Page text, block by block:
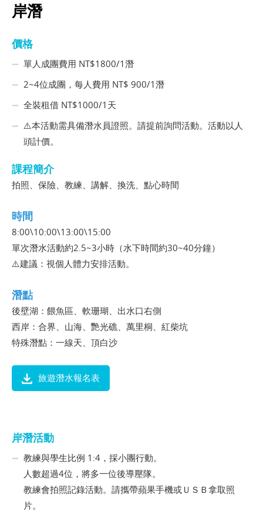
岸潛
價格
單人成團費用 NT$1800/1潛
2~4位成團，每人費用 NT$ 900/1潛
全裝租借 NT$1000/1天
⚠️本活動需具備潛水員證照。請提前詢問活動。活動以人
頭計價。
課程簡介
拍照、保險、教練、講解、換洗、點心時間
時間
8:00\10:00\13:00\15:00
單次潛水活動約2.5~3小時（水下時間約30~40分鐘）
⚠️建議：視個人體力安排活動。
潛點
後壁湖：餵魚區、軟珊瑚、出水口右側
西岸：合界、山海、艷光礁、萬里桐、紅柴坑
特殊潛點：一線天、頂白沙
旅遊潛水報名表
岸潛活動
教練與學生比例 1:4，採小團行動。
人數超過4位，將多一位後導壓隊。
教練會拍照記錄活動。請攜帶蘋果手機或ＵＳＢ拿取照
片。